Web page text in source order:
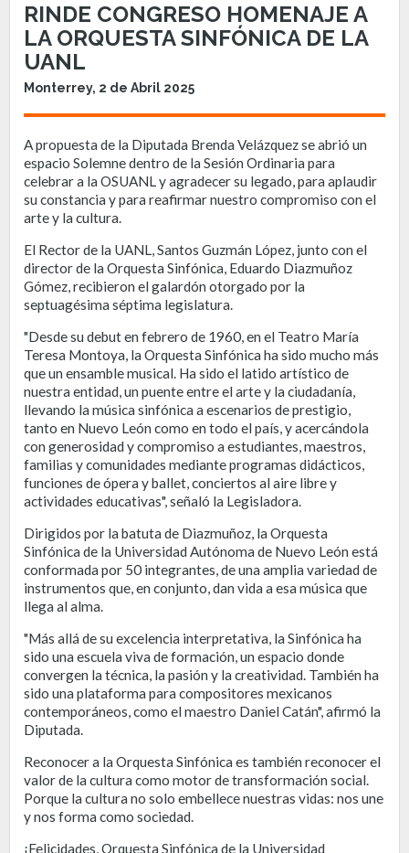
RINDE CONGRESO HOMENAJE A
LA ORQUESTA SINFÓNICA DE LA
UANL
Monterrey, 2 de Abril 2025
A propuesta de la Diputada Brenda Velázquez se abrió un
espacio Solemne dentro de la Sesión Ordinaria para
celebrar a la OSUANL y agradecer su legado, para aplaudir
su constancia y para reafirmar nuestro compromiso con el
arte y la cultura.
El Rector de la UANL, Santos Guzmán López, junto con el
director de la Orquesta Sinfónica, Eduardo Diazmuñoz
Gómez, recibieron el galardón otorgado por la
septuagésima séptima legislatura.
"Desde su debut en febrero de 1960, en el Teatro María
Teresa Montoya, la Orquesta Sinfónica ha sido mucho más
que un ensamble musical. Ha sido el latido artístico de
nuestra entidad, un puente entre el arte y la ciudadanía,
llevando la música sinfónica a escenarios de prestigio,
tanto en Nuevo León como en todo el país, y acercándola
con generosidad y compromiso a estudiantes, maestros,
familias y comunidades mediante programas didácticos,
funciones de ópera y ballet, conciertos al aire libre y
actividades educativas", señaló la Legisladora.
Dirigidos por la batuta de Diazmuñoz, la Orquesta
Sinfónica de la Universidad Autónoma de Nuevo León está
conformada por 50 integrantes, de una amplia variedad de
instrumentos que, en conjunto, dan vida a esa música que
llega al alma.
"Más allá de su excelencia interpretativa, la Sinfónica ha
sido una escuela viva de formación, un espacio donde
convergen la técnica, la pasión y la creatividad. También ha
sido una plataforma para compositores mexicanos
contemporáneos, como el maestro Daniel Catán", afirmó la
Diputada.
Reconocer a la Orquesta Sinfónica es también reconocer el
valor de la cultura como motor de transformación social.
Porque la cultura no solo embellece nuestras vidas: nos une
y nos forma como sociedad.
¡Felicidades, Orquesta Sinfónica de la Universidad